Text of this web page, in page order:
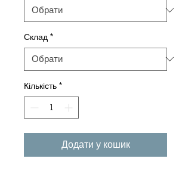
Склад *
Кількість *
Додати у кошик